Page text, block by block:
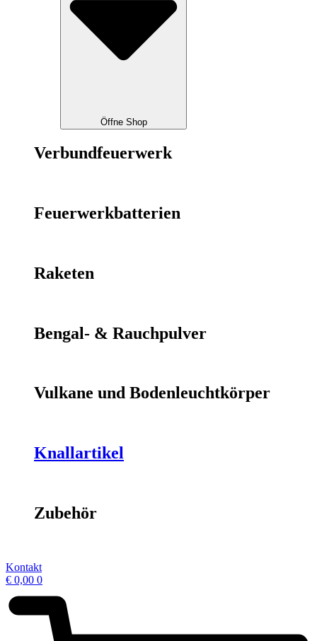
Öffne Shop
Verbundfeuerwerk
Feuerwerkbatterien
Raketen
Bengal- & Rauchpulver
Vulkane und Bodenleuchtkörper
Knallartikel
Zubehör
Kontakt
€ 0,00 0